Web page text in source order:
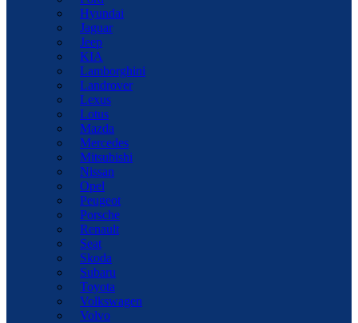
Hyundai
Jaguar
Jeep
KIA
Lamborghini
Landrover
Lexus
Lotus
Mazda
Mercedes
Mitsubishi
Nissan
Opel
Peugeot
Porsche
Renault
Seat
Skoda
Subaru
Toyota
Volkswagen
Volvo